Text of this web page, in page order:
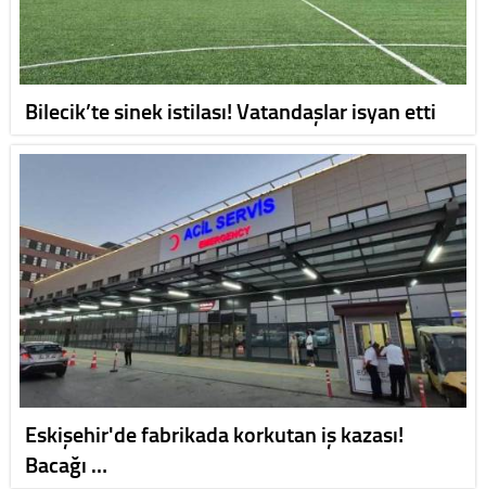
Bilecik’te sinek istilası! Vatandaşlar isyan etti
Eskişehir'de fabrikada korkutan iş kazası!
Bacağı …